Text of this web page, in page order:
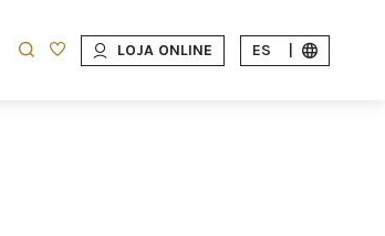
LOJA ONLINE ES